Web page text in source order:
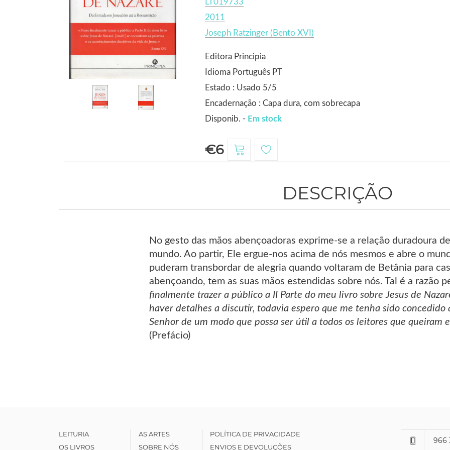
2011
Joseph Ratzinger (Bento XVI)
Editora Principia
Idioma Português PT
Estado : Usado 5/5
Encadernação : Capa dura, com sobrecapa
Disponib. - Em stock
€6
DESCRIÇÃO
No gesto das mãos abençoadoras exprime-se a relação duradoura
mundo. Ao partir, Ele ergue-nos acima de nós mesmos e abre o
puderam transbordar de alegria quando voltaram de Betânia para
abençoando, tem as suas mãos estendidas sobre nós. Tal é a razão
finalmente trazer a público a II Parte do meu livro sobre Jesus de
haver detalhes a discutir, todavia espero que me tenha sido concedido
Senhor de um modo que possa ser útil a todos os leitores que queiram
(Prefácio)
LEITURIA
OS LIVROS
AS ARTES
SOBRE NÓS
POLÍTICA DE PRIVACIDADE
ENVIOS E DEVOLUÇÕES
966